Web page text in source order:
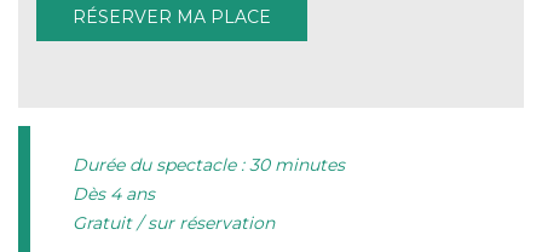
RÉSERVER MA PLACE
Durée du spectacle : 30 minutes
Dès 4 ans
Gratuit / sur réservation